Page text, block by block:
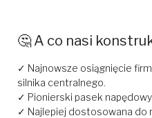
🤔 A co nasi
✓ Najnowsze osiągnięcie
silnika centralnego.
✓ Pionierski pasek
✓ Najlepiej dostosowana do